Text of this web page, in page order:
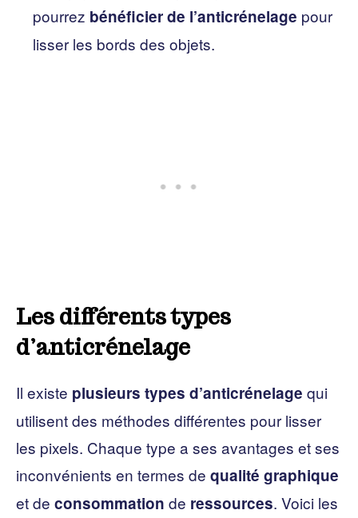
pourrez bénéficier de l’anticrénelage pour
lisser les bords des objets.
Les différents types
d’anticrénelage
Il existe plusieurs types d’anticrénelage qui
utilisent des méthodes différentes pour lisser
les pixels. Chaque type a ses avantages et ses
inconvénients en termes de qualité graphique
et de consommation de ressources. Voici les